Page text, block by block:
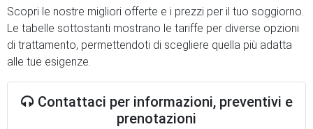
Scopri le nostre migliori offerte e i prezzi per il tuo soggiorno.
Le tabelle sottostanti mostrano le tariffe per diverse opzioni
di trattamento, permettendoti di scegliere quella più adatta
alle tue esigenze.
Contattaci per informazioni, preventivi e
prenotazioni